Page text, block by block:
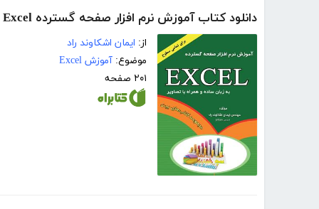
دانلود کتاب آموزش نرم افزار صفحه گسترده Excel
از: ایمان اشکاوند راد
موضوع: آموزش Excel
۲۰۱ صفحه